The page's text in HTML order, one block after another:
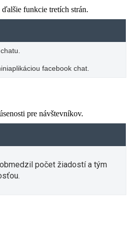
funkcie tretích strán.
facebook chat.
pre návštevníkov.
počet žiadostí a tým